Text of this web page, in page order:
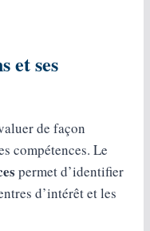
et ses
de façon
compétences. Le
permet d’identifier
d’intérêt et les